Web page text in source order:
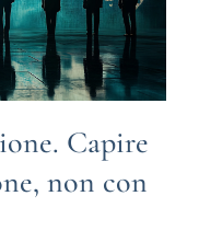
Capire
non con